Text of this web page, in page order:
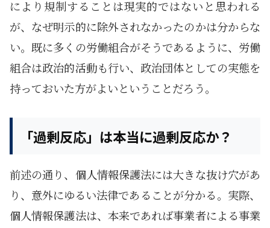
により規制することは現実的ではないと思われる
が、なぜ明示的に除外されなかったのかは分からな
い。既に多くの労働組合がそうであるように、労働
組合は政治的活動も行い、政治団体としての実態を
持っておいた方がよいということだろう。
「過剰反応」は本当に過剰反応か？
前述の通り、個人情報保護法には大きな抜け穴があ
り、意外にゆるい法律であることが分かる。実際、
個人情報保護法は、本来であれば事業者による事業